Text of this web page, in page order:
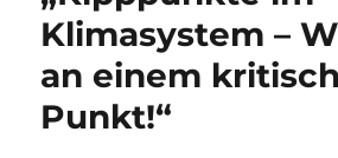
Hameln
Klimasystem –
an einem
Punkt!“